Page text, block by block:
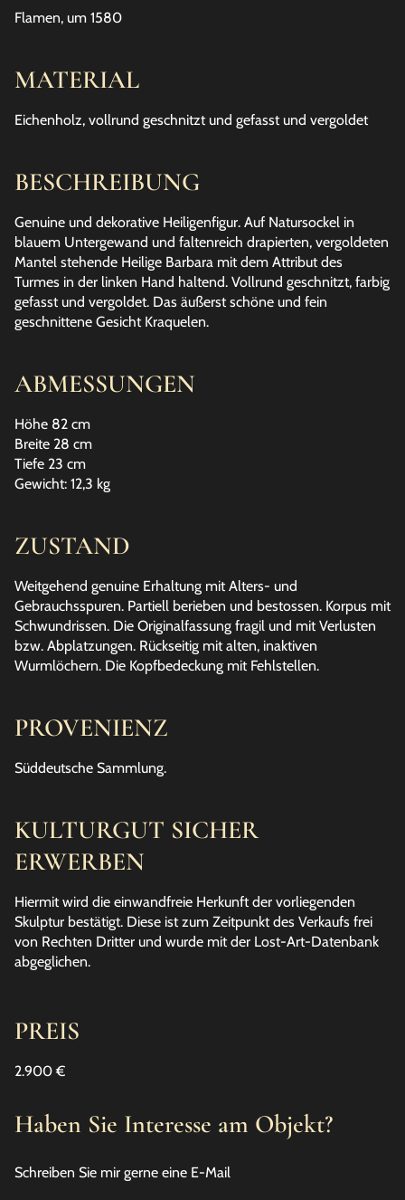
Flamen, um 1580
MATERIAL
Eichenholz, vollrund geschnitzt und gefasst und vergoldet
BESCHREIBUNG
Genuine und dekorative Heiligenfigur. Auf Natursockel in
blauem Untergewand und faltenreich drapierten, vergoldeten
Mantel stehende Heilige Barbara mit dem Attribut des
Turmes in der linken Hand haltend. Vollrund geschnitzt, farbig
gefasst und vergoldet. Das äußerst schöne und fein
geschnittene Gesicht Kraquelen.
ABMESSUNGEN
Höhe 82 cm
Breite 28 cm
Tiefe 23 cm
Gewicht: 12,3 kg
ZUSTAND
Weitgehend genuine Erhaltung mit Alters- und
Gebrauchsspuren. Partiell berieben und bestossen. Korpus mit
Schwundrissen. Die Originalfassung fragil und mit Verlusten
bzw. Abplatzungen. Rückseitig mit alten, inaktiven
Wurmlöchern. Die Kopfbedeckung mit Fehlstellen.
PROVENIENZ
Süddeutsche Sammlung.
KULTURGUT SICHER
ERWERBEN
Hiermit wird die einwandfreie Herkunft der vorliegenden
Skulptur bestätigt. Diese ist zum Zeitpunkt des Verkaufs frei
von Rechten Dritter und wurde mit der Lost-Art-Datenbank
abgeglichen.
PREIS
2.900 €
Haben Sie Interesse am Objekt?
Schreiben Sie mir gerne eine E-Mail